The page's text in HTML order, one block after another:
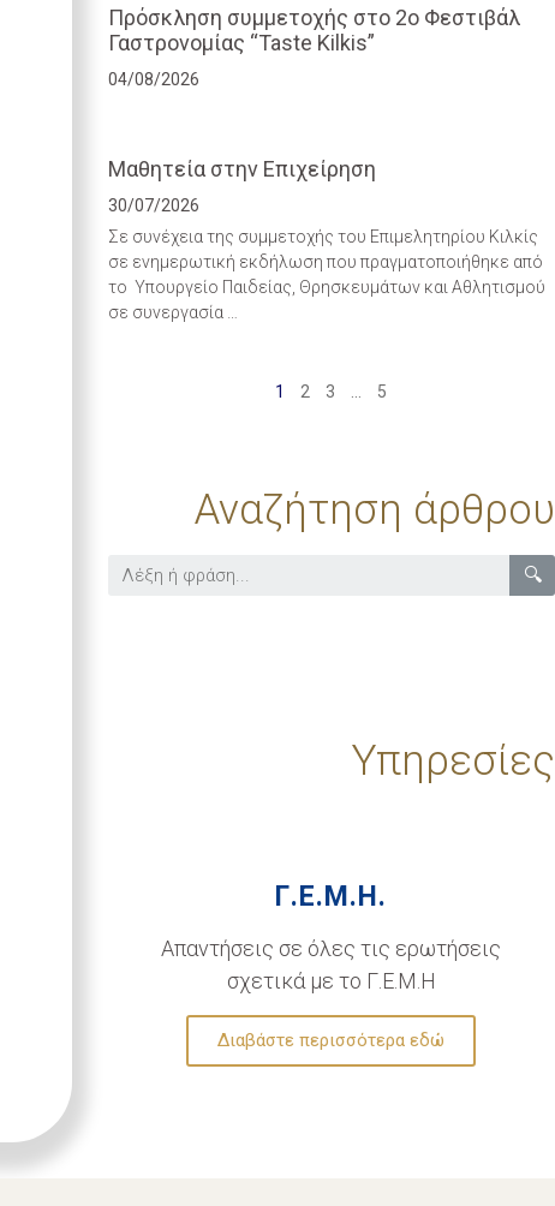
Πρόσκληση συμμετοχής στο 2ο Φεστιβάλ
Γαστρονομίας “Taste Kilkis”
04/08/2026
Μαθητεία στην Επιχείρηση
30/07/2026
Σε συνέχεια της συμμετοχής του Επιμελητηρίου Κιλκίς
σε ενημερωτική εκδήλωση που πραγματοποιήθηκε από
το Υπουργείο Παιδείας, Θρησκευμάτων και Αθλητισμού
σε συνεργασία …
1 2 3 5
Αναζήτηση άρθρου
🔍
Υπηρεσίες
Γ.Ε.Μ.Η.
Απαντήσεις σε όλες τις ερωτήσεις
σχετικά με το Γ.Ε.Μ.Η
Διαβάστε περισσότερα εδώ